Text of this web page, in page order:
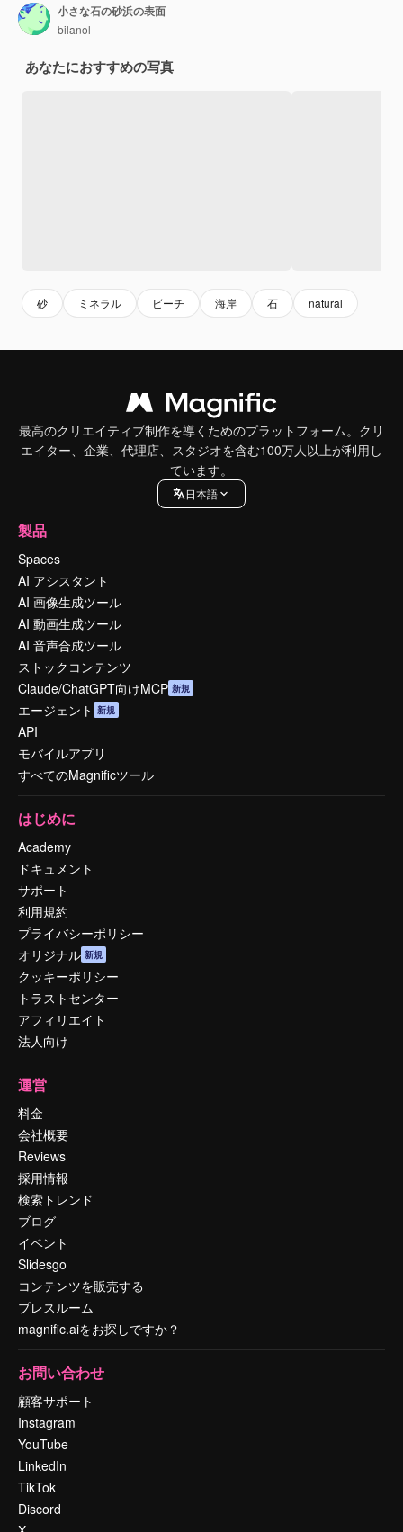
小さな石の砂浜の表面
bilanol
あなたにおすすめの写真
砂 ミネラル ビーチ 海岸 石 natural
最高のクリエイティブ制作を導くためのプラットフォーム。クリ
エイター、企業、代理店、スタジオを含む100万人以上が利用し
ています。
日本語
製品
Spaces
AI アシスタント
AI 画像生成ツール
AI 動画生成ツール
AI 音声合成ツール
ストックコンテンツ
Claude/ChatGPT向けMCP 新規
エージェント 新規
API
モバイルアプリ
すべてのMagnificツール
はじめに
Academy
ドキュメント
サポート
利用規約
プライバシーポリシー
オリジナル 新規
クッキーポリシー
トラストセンター
アフィリエイト
法人向け
運営
料金
会社概要
Reviews
採用情報
検索トレンド
ブログ
イベント
Slidesgo
コンテンツを販売する
プレスルーム
magnific.aiをお探しですか？
お問い合わせ
顧客サポート
Instagram
YouTube
LinkedIn
TikTok
Discord